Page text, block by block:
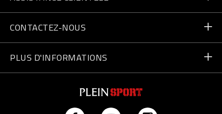
Expédition
Guide des tailles
CONTACTEZ-NOUS
vip@pleinsport.com
PLUS D'INFORMATIONS
Lutte anti-contrefaçons